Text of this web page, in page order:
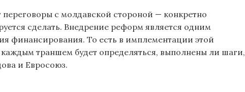
с молдавской стороной — конкретно
сделать. Внедрение реформ является одним
финансирования. То есть в имплементации этой
траншем будет определяться, выполнены ли шаги,
и Евросоюз.